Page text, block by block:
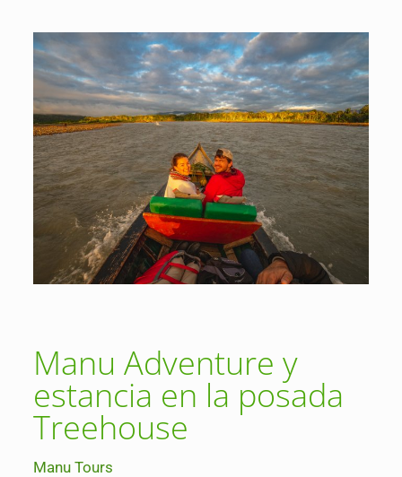
Manu Adventure y
estancia en la posada
Treehouse
Manu Tours